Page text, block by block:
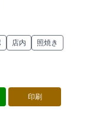
店内
照焼き
印刷